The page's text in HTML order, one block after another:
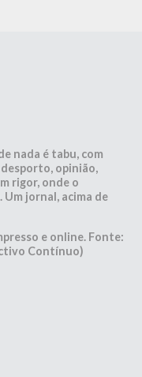
nada é tabu, com
opinião,
rigor, onde o
jornal, acima de
e online. Fonte:
Contínuo)